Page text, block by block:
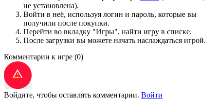
не установлена).
Войти в неё, используя логин и пароль, которые вы
получили после покупки.
Перейти во вкладку "Игры", найти игру в списке.
После загрузки вы можете начать наслаждаться игрой.
Комментарии к игре (0)
Войдите, чтобы оставлять комментарии. Войти